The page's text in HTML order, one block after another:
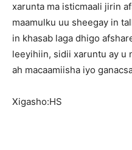
xarunta ma isticmaali jirin
maamulku uu sheegay in
in khasab laga dhigo
leeyihiin, sidii xaruntu ay u
ah macaamiisha iyo
Xigasho:HS